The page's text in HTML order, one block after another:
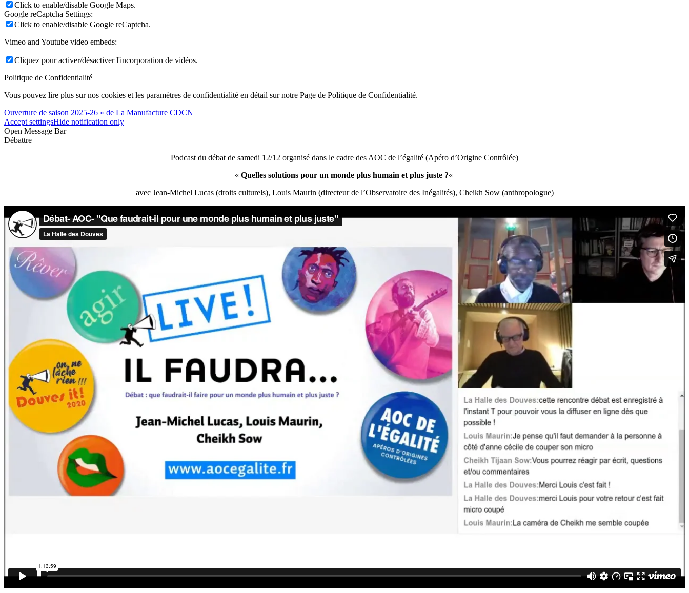
Click to enable/disable Google Maps.
Google reCaptcha Settings:
Click to enable/disable Google reCaptcha.
Vimeo and Youtube video embeds:
Cliquez pour activer/désactiver l'incorporation de vidéos.
Politique de Confidentialité
Vous pouvez lire plus sur nos cookies et les paramètres de confidentialité en détail sur notre Page de Politique de Confidentialité.
Ouverture de saison 2025-26 » de La Manufacture CDCN
Accept settingsHide notification only
Open Message Bar
Débattre
Podcast du débat de samedi 12/12 organisé dans le cadre des AOC de l’égalité (Apéro d’Origine Contrôlée)
« Quelles solutions pour un monde plus humain et plus juste ?«
avec Jean-Michel Lucas (droits culturels), Louis Maurin (directeur de l’Observatoire des Inégalités), Cheikh Sow (anthropologue)